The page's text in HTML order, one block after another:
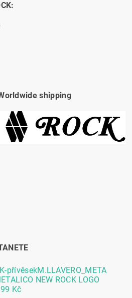
shipping
přívěsekM.LLAVERO_META
NEW ROCK LOGO
Kč